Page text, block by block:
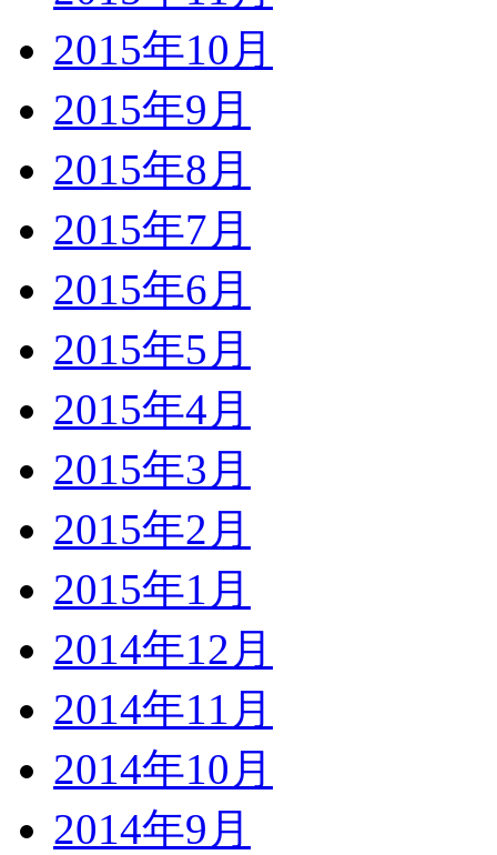
2015年10月
2015年9月
2015年8月
2015年7月
2015年6月
2015年5月
2015年4月
2015年3月
2015年2月
2015年1月
2014年12月
2014年11月
2014年10月
2014年9月